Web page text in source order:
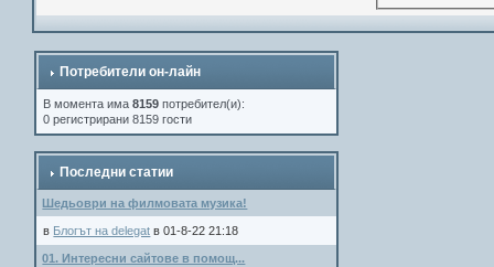
Потребители он-лайн
В момента има8159 потребител(и):
0 регистрирани 8159 гости
Последни статии
Шедьоври на филмовата музика!
в Блогът на delegat в 01-8-22 21:18
01. Интересни сайтове в помощ...